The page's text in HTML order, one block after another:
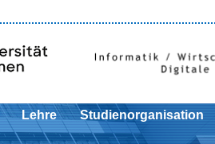
Lehre
Studienorganisation